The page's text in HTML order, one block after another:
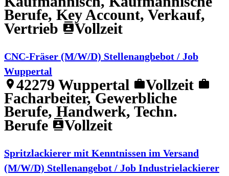
Berufe, Key Account, Verkauf,
Vertrieb contactsVollzeit
CNC-Fräser (M/W/D) Stellenangbebot / Job
Wuppertal
location_on 42279 Wuppertal workVollzeit work
Facharbeiter, Gewerbliche
Berufe, Handwerk, Techn.
Berufe contactsVollzeit
Spritzlackierer mit Kenntnissen im Versand
(M/W/D) Stellenangebot / Job Industrielackierer